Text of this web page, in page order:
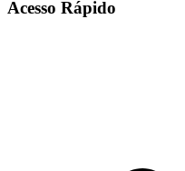
Acesso Rápido